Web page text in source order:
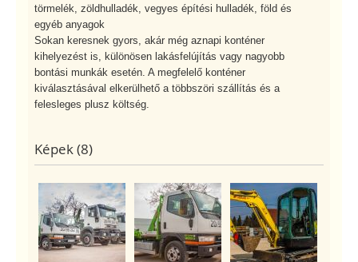
törmelék, zöldhulladék, vegyes építési hulladék, föld és
egyéb anyagok
Sokan keresnek gyors, akár még aznapi konténer
kihelyezést is, különösen lakásfelújítás vagy nagyobb
bontási munkák esetén. A megfelelő konténer
kiválasztásával elkerülhető a többszöri szállítás és a
felesleges plusz költség.
Képek (8)